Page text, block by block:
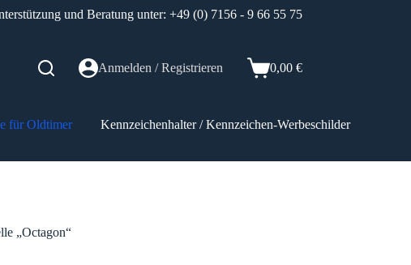
und Beratung unter: +49 (0) 7156 - 9 66 55 75
Anmelden / Registrieren Warenkorb
0,00 €
für Oldtimer Kennzeichenhalter / Kennzeichen-Werbeschilder
„Octagon“